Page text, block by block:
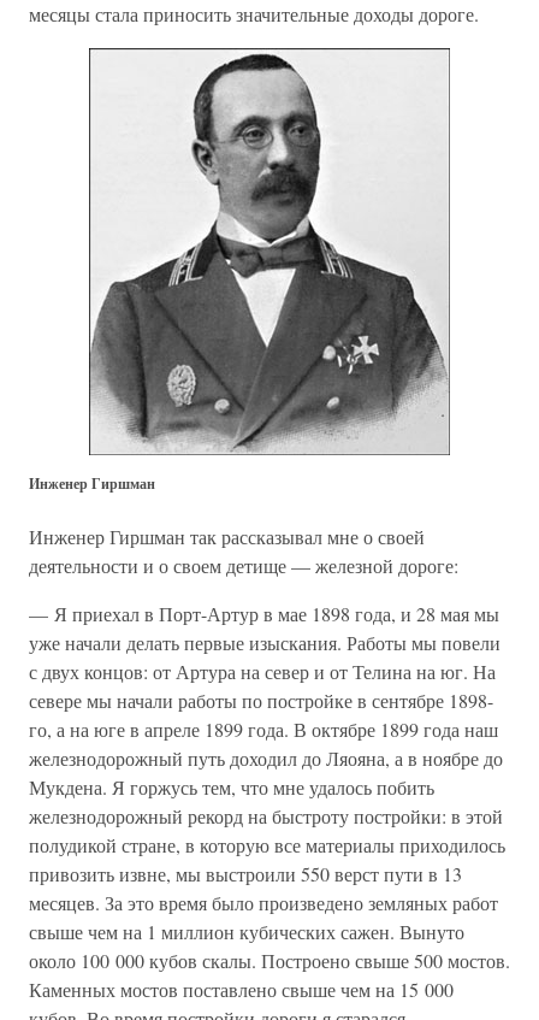
месяцы стала приносить значительные доходы дороге.
Инженер Гиршман
Инженер Гиршман так рассказывал мне о своей
деятельности и о своем детище — железной дороге:
— Я приехал в Порт-Артур в мае 1898 года, и 28 мая мы
уже начали делать первые изыскания. Работы мы повели
с двух концов: от Артура на север и от Телина на юг. На
севере мы начали работы по постройке в сентябре 1898-
го, а на юге в апреле 1899 года. В октябре 1899 года наш
железнодорожный путь доходил до Ляояна, а в ноябре до
Мукдена. Я горжусь тем, что мне удалось побить
железнодорожный рекорд на быстроту постройки: в этой
полудикой стране, в которую все материалы приходилось
привозить извне, мы выстроили 550 верст пути в 13
месяцев. За это время было произведено земляных работ
свыше чем на 1 миллион кубических сажен. Вынуто
около 100 000 кубов скалы. Построено свыше 500 мостов.
Каменных мостов поставлено свыше чем на 15 000